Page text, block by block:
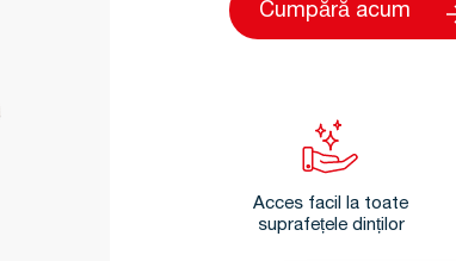
Cumpără acum
Acces facil la toate
suprafețele dinților